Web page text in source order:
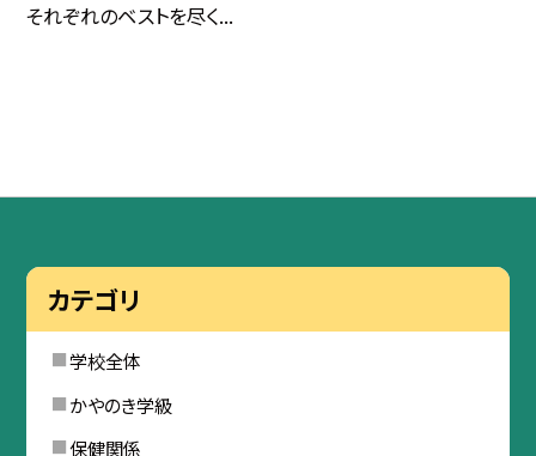
それぞれのベストを尽く...
カテゴリ
学校全体
かやのき学級
保健関係